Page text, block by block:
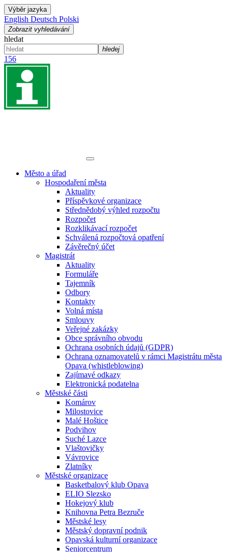
Výběr jazyka
English Deutsch Polski
Zobrazit vyhledávání
hledat
hledej
156
Město a úřad
Hospodaření města
Aktuality
Příspěvkové organizace
Střednědobý výhled rozpočtu
Rozpočet
Rozklikávací rozpočet
Schválená rozpočtová opatření
Závěrečný účet
Magistrát
Aktuality
Formuláře
Tajemník
Odbory
Kontakty
Volná místa
Smlouvy
Veřejné zakázky
Obce správního obvodu
Ochrana osobních údajů (GDPR)
Ochrana oznamovatelů v rámci Magistrátu města
Opava (whistleblowing)
Zajímavé odkazy
Elektronická podatelna
Městské části
Komárov
Milostovice
Malé Hoštice
Podvihov
Suché Lazce
Vlaštovičky
Vávrovice
Zlatníky
Městské organizace
Basketbalový klub Opava
ELIO Slezsko
Hokejový klub
Knihovna Petra Bezruče
Městské lesy
Městský dopravní podnik
Opavská kulturní organizace
Seniorcentrum